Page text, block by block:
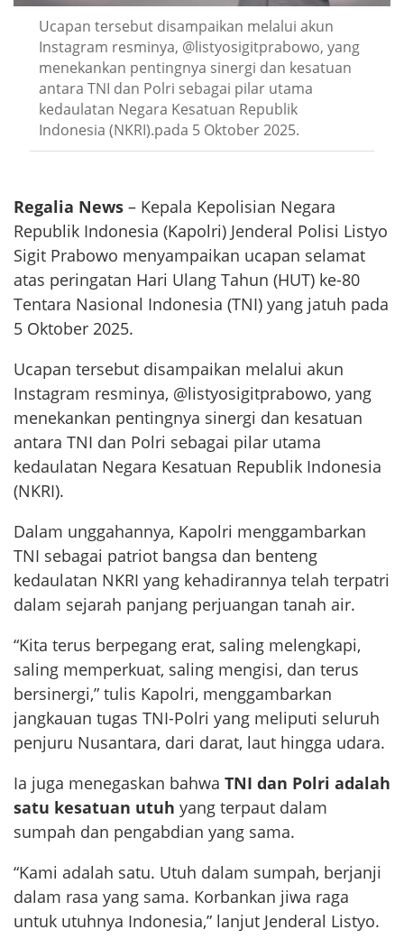
Ucapan tersebut disampaikan melalui akun
Instagram resminya, @listyosigitprabowo, yang
menekankan pentingnya sinergi dan kesatuan
antara TNI dan Polri sebagai pilar utama
kedaulatan Negara Kesatuan Republik
Indonesia (NKRI).pada 5 Oktober 2025.
Regalia News – Kepala Kepolisian Negara
Republik Indonesia (Kapolri) Jenderal Polisi Listyo
Sigit Prabowo menyampaikan ucapan selamat
atas peringatan Hari Ulang Tahun (HUT) ke-80
Tentara Nasional Indonesia (TNI) yang jatuh pada
5 Oktober 2025.
Ucapan tersebut disampaikan melalui akun
Instagram resminya, @listyosigitprabowo, yang
menekankan pentingnya sinergi dan kesatuan
antara TNI dan Polri sebagai pilar utama
kedaulatan Negara Kesatuan Republik Indonesia
(NKRI).
Dalam unggahannya, Kapolri menggambarkan
TNI sebagai patriot bangsa dan benteng
kedaulatan NKRI yang kehadirannya telah terpatri
dalam sejarah panjang perjuangan tanah air.
“Kita terus berpegang erat, saling melengkapi,
saling memperkuat, saling mengisi, dan terus
bersinergi,” tulis Kapolri, menggambarkan
jangkauan tugas TNI-Polri yang meliputi seluruh
penjuru Nusantara, dari darat, laut hingga udara.
Ia juga menegaskan bahwa TNI dan Polri adalah
satu kesatuan utuh yang terpaut dalam
sumpah dan pengabdian yang sama.
“Kami adalah satu. Utuh dalam sumpah, berjanji
dalam rasa yang sama. Korbankan jiwa raga
untuk utuhnya Indonesia,” lanjut Jenderal Listyo.